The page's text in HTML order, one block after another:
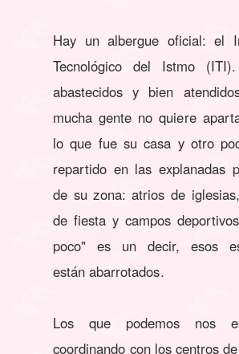
Hay un albergue oficial: el
Tecnológico del Istmo
abastecidos y bien
mucha gente no quiere
lo que fue su casa y otro
repartido en las explanadas
de su zona: atrios de
de fiesta y campos
poco" es un decir, esos
están abarrotados.
Los que podemos nos
coordinando con los centros